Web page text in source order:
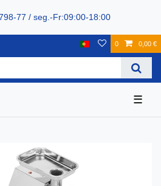
77 / seg.-Fr:09:00-18:00
0 0,00 €
☰